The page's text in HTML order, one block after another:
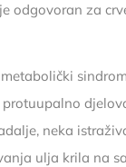
odgovoran za
neka
ulja krila na